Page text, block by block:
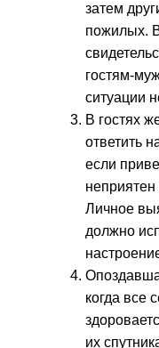
затем
пожилых.
гостям-
ситуации
В гостях
ответить
если
неприятен
Личное
должно
когда все
их